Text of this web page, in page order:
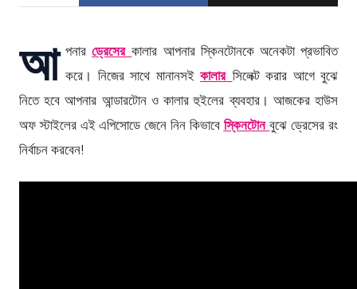
আ পনারড্রেসের কালার আপনার স্কিনটোনকে অনেকটা প্রভাবিত
করে। নিজের সাথে মানানসই কালার সিলেক্ট করার আগে বুঝে
নিতে হবে আপনার আন্ডারটোন ও কালার হুইলের ব্যবহার। আজকের হাউস
অফ স্টাইলের এই এপিসোডে জেনে নিন কিভাবে স্কিনটোন বুঝে ড্রেসের রং
নির্বাচন করবেন!